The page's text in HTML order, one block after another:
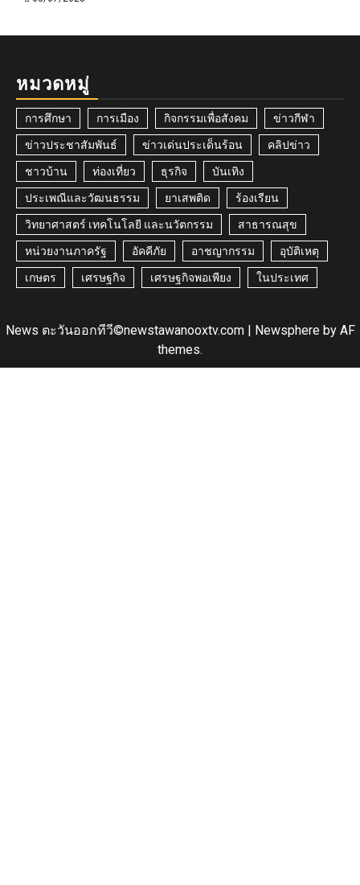
หมวดหมู่
การศึกษา การเมือง กิจกรรมเพื่อสังคม ข่าวกีฬา
ข่าวประชาสัมพันธ์ ข่าวเด่นประเด็นร้อน คลิปข่าว
ชาวบ้าน ท่องเที่ยว ธุรกิจ บันเทิง
ประเพณีและวัฒนธรรม ยาเสพติด ร้องเรียน
วิทยาศาสตร์ เทคโนโลยี และนวัตกรรม สาธารณสุข
หน่วยงานภาครัฐ อัคคีภัย อาชญากรรม อุบัติเหตุ
เกษตร เศรษฐกิจ เศรษฐกิจพอเพียง ในประเทศ
News ตะวันออกทีวี©newstawanooxtv.com | Newsphereby AF
themes.